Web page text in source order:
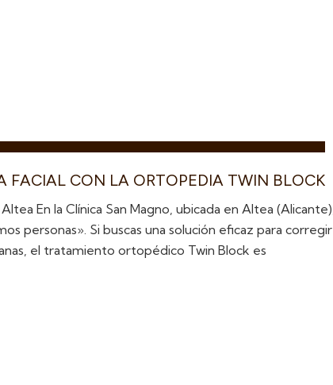
FACIAL CON LA ORTOPEDIA TWIN BLOCK
En la Clínica San Magno, ubicada en Altea (Alicante),
personas». Si buscas una solución eficaz para corregir
el tratamiento ortopédico Twin Block es